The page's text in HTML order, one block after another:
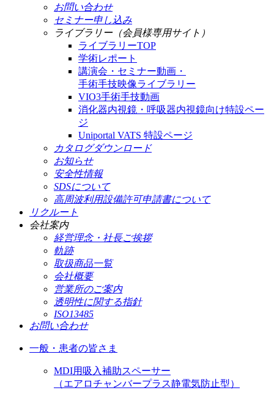
お問い合わせ
セミナー申し込み
ライブラリー（会員様専用サイト）
ライブラリーTOP
学術レポート
講演会・セミナー動画・
手術手技映像ライブラリー
VIO3手術手技動画
消化器内視鏡・呼吸器内視鏡向け特設ペー
ジ
Uniportal VATS 特設ページ
カタログダウンロード
お知らせ
安全性情報
SDSについて
高周波利用設備許可申請書について
リクルート
会社案内
経営理念・社長ご挨拶
軌跡
取扱商品一覧
会社概要
営業所のご案内
透明性に関する指針
ISO13485
お問い合わせ
一般・患者の皆さま
MDI用吸入補助スペーサー
（エアロチャンバープラス静電気防止型）